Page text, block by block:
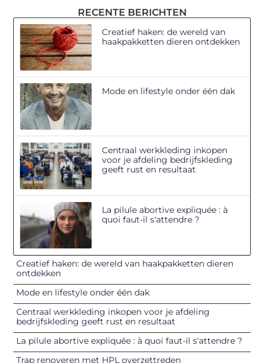
RECENTE BERICHTEN
Creatief haken: de wereld van
haakpakketten dieren ontdekken
Mode en lifestyle onder één dak
Centraal werkkleding inkopen
voor je afdeling bedrijfskleding
geeft rust en resultaat
La pilule abortive expliquée : à
quoi faut-il s'attendre ?
Creatief haken: de wereld van haakpakketten dieren
ontdekken
Mode en lifestyle onder één dak
Centraal werkkleding inkopen voor je afdeling
bedrijfskleding geeft rust en resultaat
La pilule abortive expliquée : à quoi faut-il s'attendre ?
Trap renoveren met HPL overzettreden